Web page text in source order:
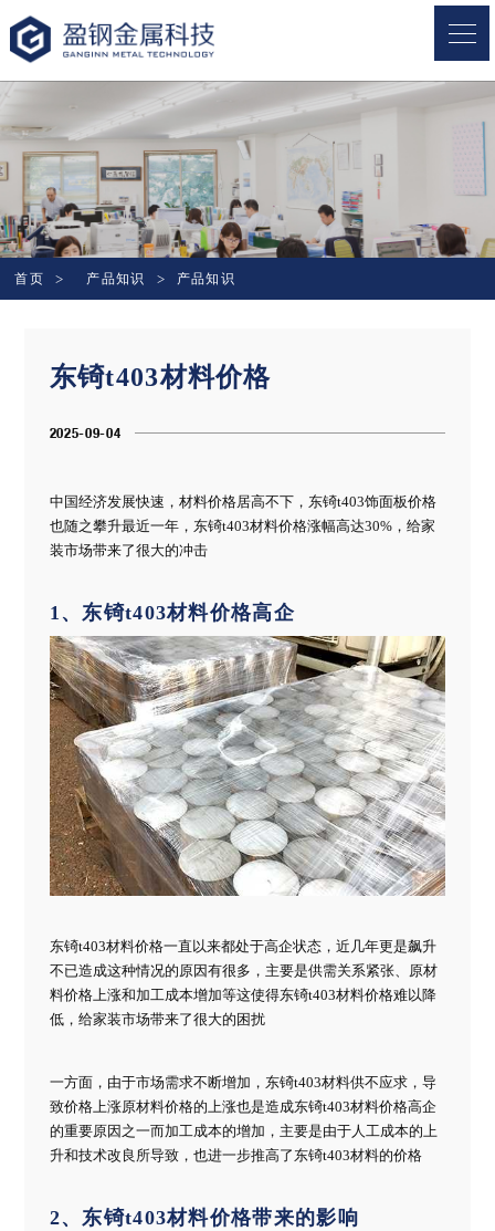
首页 产品知识 产品知识
东锜t403材料价格
2025-09-04
中国经济发展快速，材料价格居高不下，东锜t403饰面板价格
也随之攀升最近一年，东锜t403材料价格涨幅高达30%，给家
装市场带来了很大的冲击
1、东锜t403材料价格高企
东锜t403材料价格一直以来都处于高企状态，近几年更是飙升
不已造成这种情况的原因有很多，主要是供需关系紧张、原材
料价格上涨和加工成本增加等这使得东锜t403材料价格难以降
低，给家装市场带来了很大的困扰
一方面，由于市场需求不断增加，东锜t403材料供不应求，导
致价格上涨原材料价格的上涨也是造成东锜t403材料价格高企
的重要原因之一而加工成本的增加，主要是由于人工成本的上
升和技术改良所导致，也进一步推高了东锜t403材料的价格
2、东锜t403材料价格带来的影响